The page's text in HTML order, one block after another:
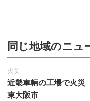
同じ地域のニュ
火災
近畿車輛の工場で火災
東大阪市